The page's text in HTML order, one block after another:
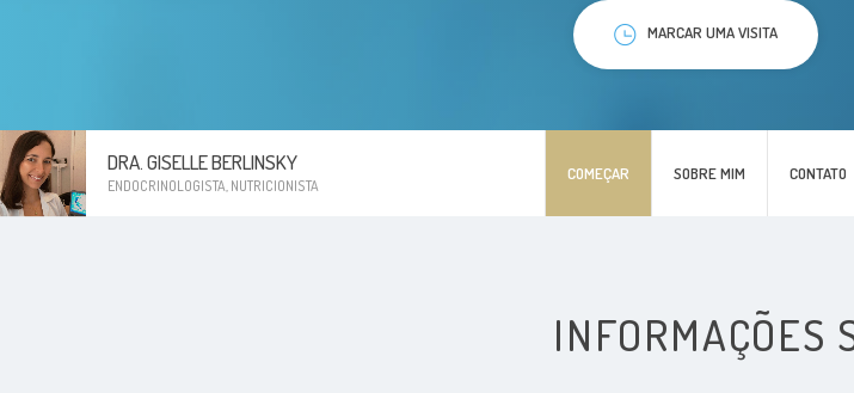
DRA. GISELLE BERLINSKY
ENDOCRINOLOGISTA, NUTRICIONISTA
COMEÇAR SOBRE MIM CONTATO
MARCAR UMA VISITA
INFORMAÇÕES